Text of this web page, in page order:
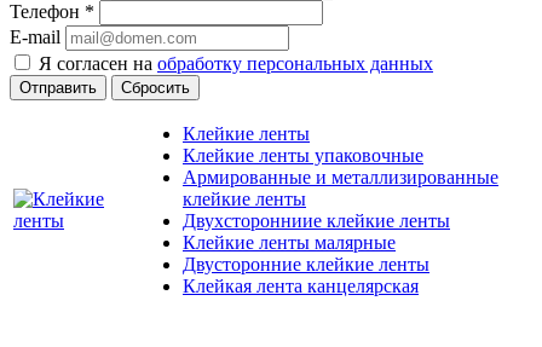
Телефон *
E-mail
Я согласен на обработку персональных данных
Сбросить
Клейкие ленты
Клейкие ленты упаковочные
Армированные и металлизированные
клейкие ленты
Двухсторонниие клейкие ленты
Клейкие ленты малярные
Двусторонние клейкие ленты
Клейкая лента канцелярская